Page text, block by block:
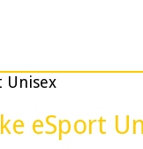
eSport